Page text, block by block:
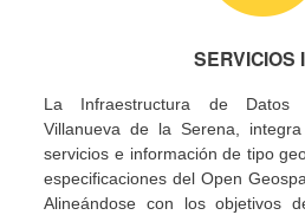
SERVICIOS
La Infraestructura de Datos
Villanueva de la Serena,
servicios e información de tipo
especificaciones del Open
Alineándose con los objetivos